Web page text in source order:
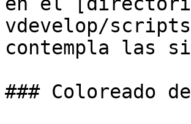
vdevelop/
contempla las
### Coloreado